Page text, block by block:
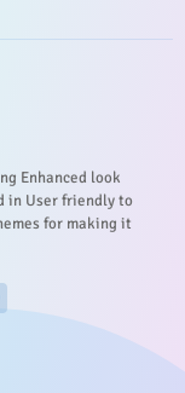
Enhanced look
in User friendly to
for making it